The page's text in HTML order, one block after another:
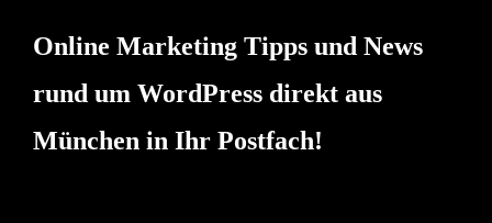
Online Marketing Tipps und News
rund um WordPress direkt aus
München in Ihr Postfach!